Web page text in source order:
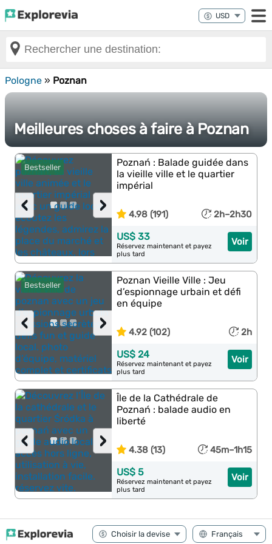
Pologne » Poznan
Meilleures choses à faire à Poznan
Bestseller
›
‹
Poznań : Balade guidée dans
la vieille ville et le quartier
impérial
4.98 (191) 2h–2h30
Voir
US$ 33
Réservez maintenant et payez
plus tard
Bestseller
›
‹
Poznan Vieille Ville : Jeu
d’espionnage urbain et défi
en équipe
4.92 (102) 2h
Voir
US$ 24
Réservez maintenant et payez
plus tard
›
‹
Île de la Cathédrale de
Poznań : balade audio en
liberté
4.38 (13) 45m–1h15
Voir
US$ 5
Réservez maintenant et payez
plus tard